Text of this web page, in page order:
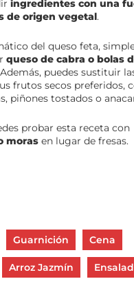
ingredientes con una
de origen vegetal.
del queso feta,
queso de cabra o bolas
puedes sustituir
frutos secos preferidos,
piñones tostados o
probar esta receta con
moras en lugar de fresas.
Guarnición Cena
Arroz Jazmín